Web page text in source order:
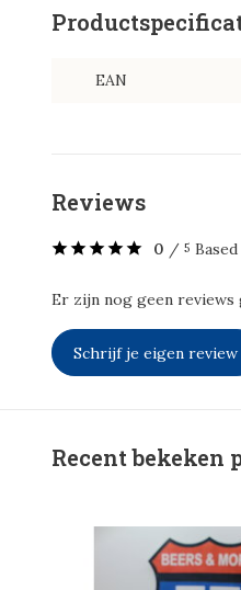
EAN
Reviews
0 / 5
Er zijn nog geen
Schrijf je eigen review
Recent bekeken